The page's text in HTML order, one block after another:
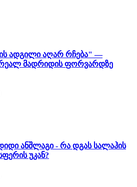
ადგილი აღარ რჩება" —
რეალ მადრიდის ფორვარდზე
ანშლაგი - რა დგას სალაჰის
უკან?